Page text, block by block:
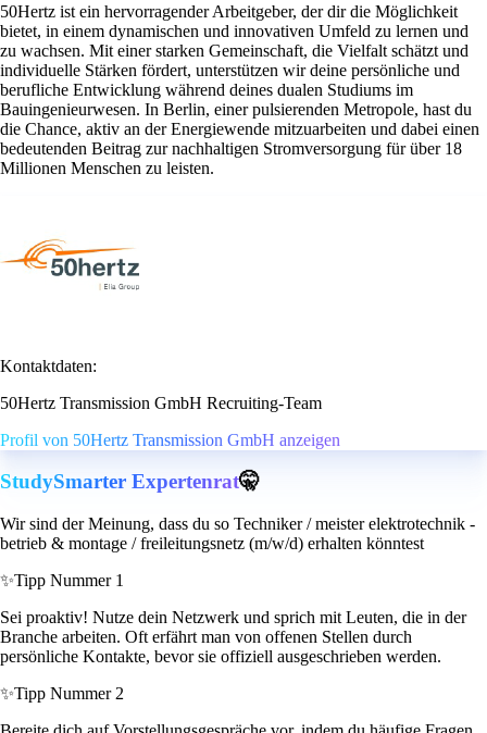
50Hertz ist ein hervorragender Arbeitgeber, der dir die Möglichkeit
bietet, in einem dynamischen und innovativen Umfeld zu lernen und
zu wachsen. Mit einer starken Gemeinschaft, die Vielfalt schätzt und
individuelle Stärken fördert, unterstützen wir deine persönliche und
berufliche Entwicklung während deines dualen Studiums im
Bauingenieurwesen. In Berlin, einer pulsierenden Metropole, hast du
die Chance, aktiv an der Energiewende mitzuarbeiten und dabei einen
bedeutenden Beitrag zur nachhaltigen Stromversorgung für über 18
Millionen Menschen zu leisten.
Kontaktdaten:
50Hertz Transmission GmbH Recruiting-Team
Profil von 50Hertz Transmission GmbH anzeigen
StudySmarter Expertenrat🤫
Wir sind der Meinung, dass du so Techniker / meister elektrotechnik -
betrieb & montage / freileitungsnetz (m/w/d) erhalten könntest
✨Tipp Nummer 1
Sei proaktiv! Nutze dein Netzwerk und sprich mit Leuten, die in der
Branche arbeiten. Oft erfährt man von offenen Stellen durch
persönliche Kontakte, bevor sie offiziell ausgeschrieben werden.
✨Tipp Nummer 2